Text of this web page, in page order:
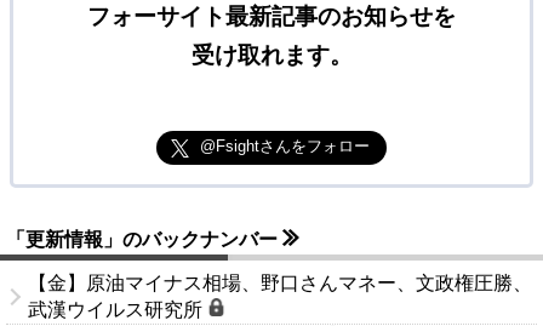
フォーサイト最新記事のお知らせを
受け取れます。
@Fsightさんをフォロー
「更新情報」のバックナンバー
【金】原油マイナス相場、野口さんマネー、文政権圧勝、
武漢ウイルス研究所